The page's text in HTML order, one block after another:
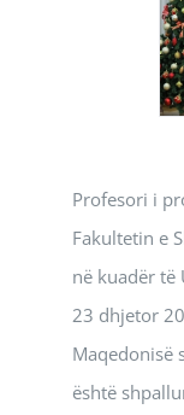
Profesori i
Fakultetin e
në kuadër të
23 dhjetor
Maqedonisë
është